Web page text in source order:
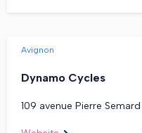
Avignon
Dynamo Cycles
109 avenue Pierre